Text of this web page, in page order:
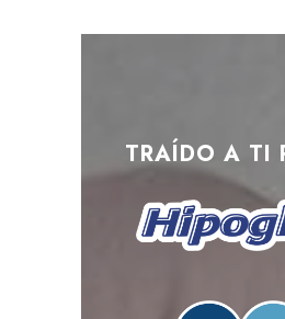
TRAÍDO A TI